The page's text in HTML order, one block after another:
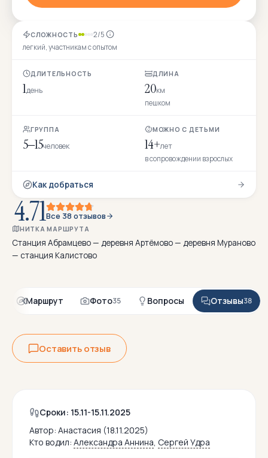
СЛОЖНОСТЬ 2/5
легкий, участникам с опытом
ДЛИТЕЛЬНОСТЬ
1день
ДЛИНА
20км
пешком
ГРУППА
5–15человек
МОЖНО С ДЕТЬМИ
14+лет
в сопровождении взрослых
Как добраться
4.71Все 38 отзывов
НИТКА МАРШРУТА
Станция Абрамцево — деревня Артёмово — деревня Мураново
— станция Калистово
Маршрут Фото35 Вопросы Отзывы38
Оставить отзыв
Сроки: 15.11-15.11.2025
Автор: Анастасия (18.11.2025)
Кто водил: Александра Аннина, Сергей Удра